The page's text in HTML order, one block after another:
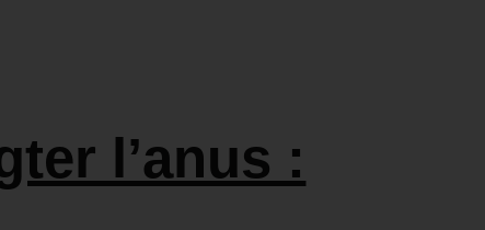
l’anus :